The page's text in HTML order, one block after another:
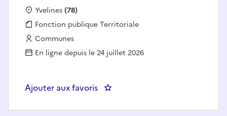
Localisation :
Yvelines(78)
Fonction publique :
Fonction publique Territoriale
Employeur :
Communes
En ligne depuis le 24 juillet 2026
Ajouter aux favoris : Responsable évènementiel